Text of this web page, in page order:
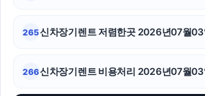
265신차장기렌트 저렴한곳 2026년07월
266신차장기렌트 비용처리 2026년07월